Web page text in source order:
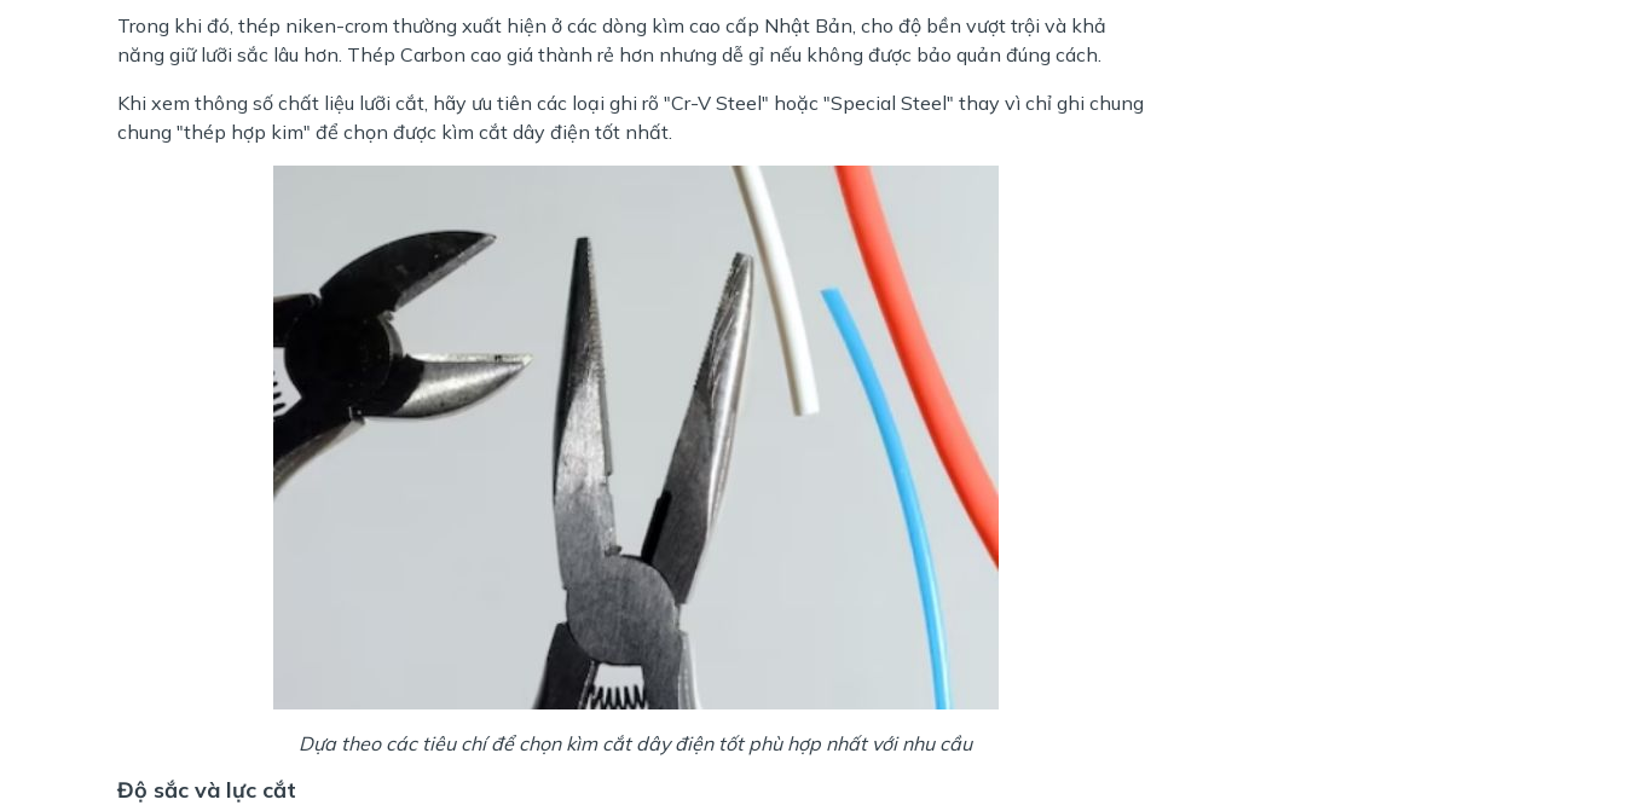
Trong khi đó, thép niken-crom thường xuất hiện ở các dòng kìm cao cấp Nhật Bản, cho độ bền vượt trội và khả
năng giữ lưỡi sắc lâu hơn. Thép Carbon cao giá thành rẻ hơn nhưng dễ gỉ nếu không được bảo quản đúng cách.
Khi xem thông số chất liệu lưỡi cắt, hãy ưu tiên các loại ghi rõ "Cr-V Steel" hoặc "Special Steel" thay vì chỉ ghi chung
chung "thép hợp kim" để chọn được kìm cắt dây điện tốt nhất.
Dựa theo các tiêu chí để chọn kìm cắt dây điện tốt phù hợp nhất với nhu cầu
Độ sắc và lực cắt